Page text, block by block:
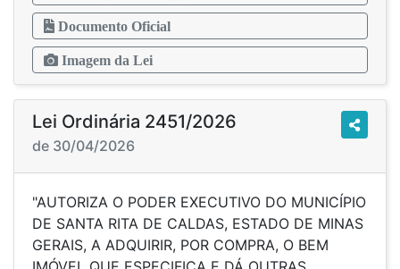
Documento Oficial
Imagem da Lei
Lei Ordinária 2451/2026
de 30/04/2026
"AUTORIZA O PODER EXECUTIVO DO MUNICÍPIO
DE SANTA RITA DE CALDAS, ESTADO DE MINAS
GERAIS, A ADQUIRIR, POR COMPRA, O BEM